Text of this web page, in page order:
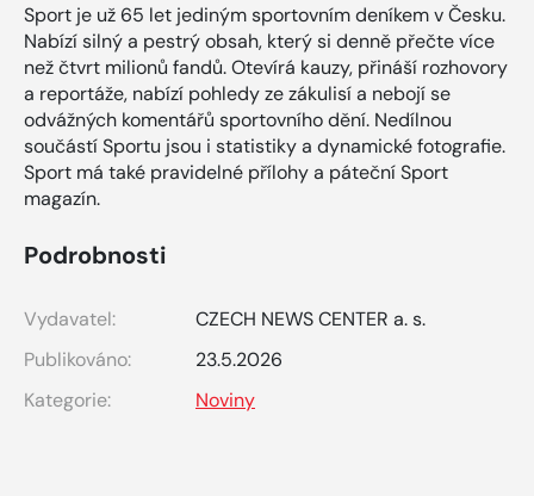
Sport je už 65 let jediným sportovním deníkem v Česku.
Nabízí silný a pestrý obsah, který si denně přečte více
než čtvrt milionů fandů. Otevírá kauzy, přináší rozhovory
a reportáže, nabízí pohledy ze zákulisí a nebojí se
odvážných komentářů sportovního dění. Nedílnou
součástí Sportu jsou i statistiky a dynamické fotografie.
Sport má také pravidelné přílohy a páteční Sport
magazín.
Podrobnosti
Vydavatel:
CZECH NEWS CENTER a. s.
Publikováno:
23.5.2026
Kategorie:
Noviny